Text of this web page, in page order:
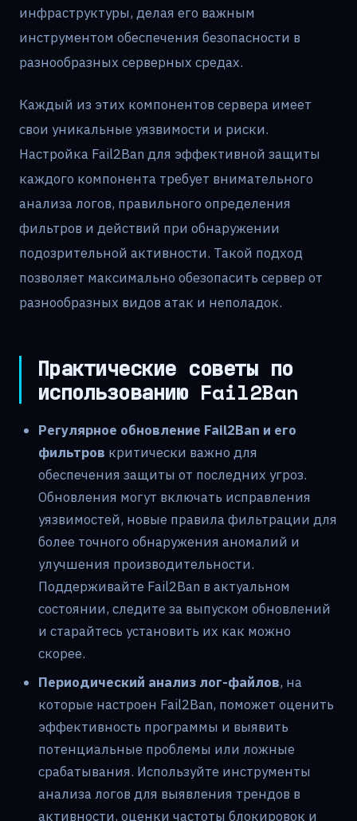
инфраструктуры, делая его важным
инструментом обеспечения безопасности в
разнообразных серверных средах.
Каждый из этих компонентов сервера имеет
свои уникальные уязвимости и риски.
Настройка Fail2Ban для эффективной защиты
каждого компонента требует внимательного
анализа логов, правильного определения
фильтров и действий при обнаружении
подозрительной активности. Такой подход
позволяет максимально обезопасить сервер от
разнообразных видов атак и неполадок.
Практические советы по
использованию Fail2Ban
Регулярное обновление Fail2Ban и его
фильтров критически важно для
обеспечения защиты от последних угроз.
Обновления могут включать исправления
уязвимостей, новые правила фильтрации для
более точного обнаружения аномалий и
улучшения производительности.
Поддерживайте Fail2Ban в актуальном
состоянии, следите за выпуском обновлений
и старайтесь установить их как можно
скорее.
Периодический анализ лог-файлов, на
которые настроен Fail2Ban, поможет оценить
эффективность программы и выявить
потенциальные проблемы или ложные
срабатывания. Используйте инструменты
анализа логов для выявления трендов в
активности, оценки частоты блокировок и